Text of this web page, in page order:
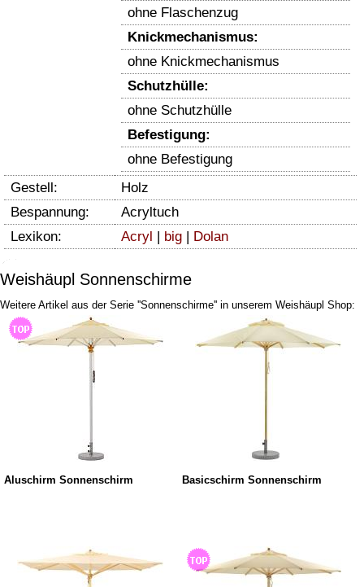
ohne Flaschenzug
Knickmechanismus:
ohne Knickmechanismus
Schutzhülle:
ohne Schutzhülle
Befestigung:
ohne Befestigung
Gestell:
Holz
Bespannung:
Acryltuch
Lexikon:
Acryl big Dolan
Weishäupl Sonnenschirme
Weitere Artikel aus der Serie ''Sonnenschirme'' in unserem Weishäupl Shop:
Aluschirm Sonnenschirm Basicschirm Sonnenschirm